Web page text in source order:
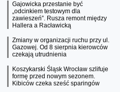
Gajowicka przestanie być
„odcinkiem testowym dla
zawieszeń”. Rusza remont między
Hallera a Racławicką
Zmiany w organizacji ruchu przy ul.
Gazowej. Od 8 sierpnia kierowców
czekają utrudnienia
Koszykarski Śląsk Wrocław szlifuje
formę przed nowym sezonem.
Kibiców czeka sześć sparingów